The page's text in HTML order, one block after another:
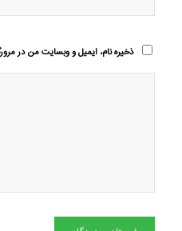
ذخیره نام، ایمیل و وبسایت من در